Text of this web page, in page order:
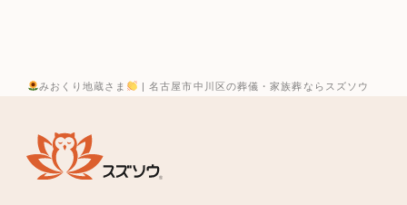
みおくり地蔵さま | 名古屋市中川区の葬儀・家族葬ならスズソウ
2025年8月
2025年6月
2025年5月
2025年2月